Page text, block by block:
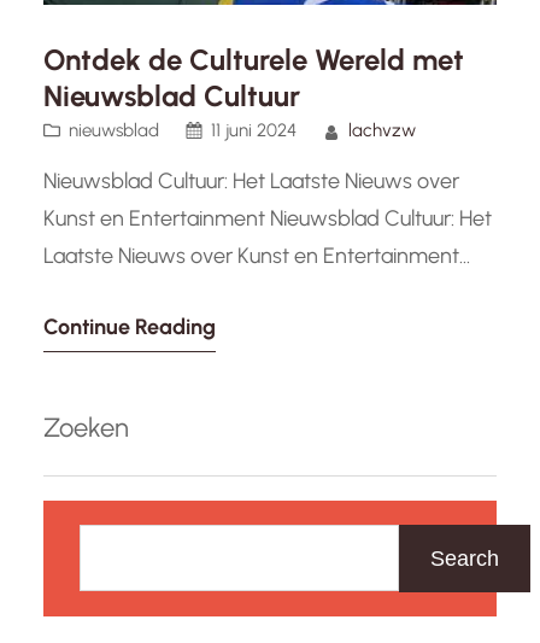
Ontdek de Culturele Wereld met
Nieuwsblad Cultuur
nieuwsblad 11 juni 2024 lachvzw
Nieuwsblad Cultuur: Het Laatste Nieuws over
Kunst en Entertainment Nieuwsblad Cultuur: Het
Laatste Nieuws over Kunst en Entertainment
liefhebbers van kunst, muziek, film, theater en
culturele sector, brengen wij u dagelijks updates
en diepgaande…
Continue Reading
Zoeken
k
Search